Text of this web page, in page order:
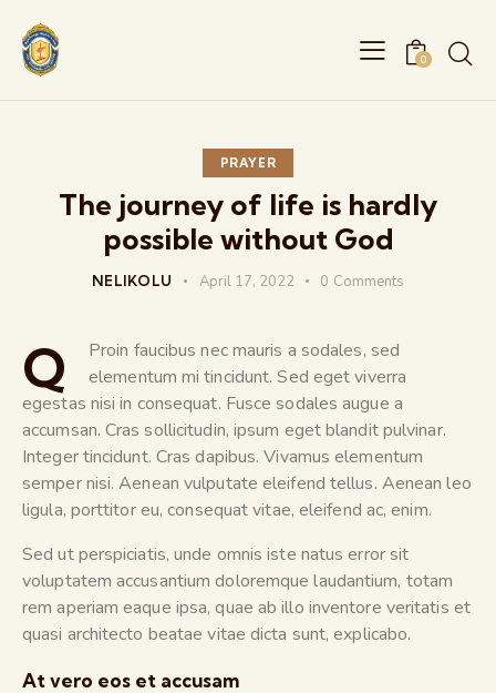
0
PRAYER
The journey of life is hardly
possible without God
NELIKOLU April 17, 2022 0 Comments
Q
Proin faucibus nec mauris a sodales, sed
elementum mi tincidunt. Sed eget viverra
egestas nisi in consequat. Fusce sodales augue a
accumsan. Cras sollicitudin, ipsum eget blandit pulvinar.
Integer tincidunt. Cras dapibus. Vivamus elementum
semper nisi. Aenean vulputate eleifend tellus. Aenean leo
ligula, porttitor eu, consequat vitae, eleifend ac, enim.
Sed ut perspiciatis, unde omnis iste natus error sit
voluptatem accusantium doloremque laudantium, totam
rem aperiam eaque ipsa, quae ab illo inventore veritatis et
quasi architecto beatae vitae dicta sunt, explicabo.
At vero eos et accusam